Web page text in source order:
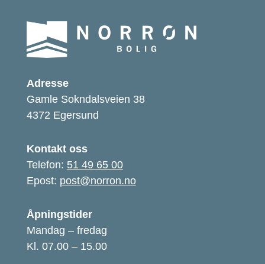
Adresse
Gamle Sokndalsveien 38
4372 Egersund
Kontakt oss
Telefon: 51 49 65 00
Epost: post@norron.no
Åpningstider
Mandag – fredag
Kl. 07.00 – 15.00